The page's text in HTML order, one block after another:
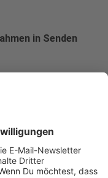
in Senden
und Senden
bewerben sich
23